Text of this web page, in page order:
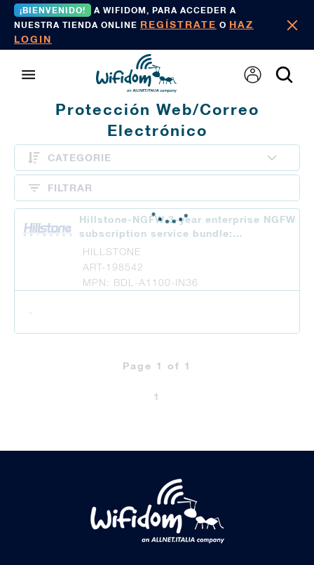
¡BIENVENIDO!
A WIFIDOM, PARA ACCEDER A
NUESTRA TIENDA ONLINE REGÍSTRATE O HAZ
LOGIN
Protección Web/correo
Electrónico
CATEGORIE
FILTRAR
Hillstone-NGFW 3-year enterprise NGFW
subscription service bundle:…
HILLSTONE
ART-198542
MPN: BDL-A1100-IN36
-
Page 1 of 1
1